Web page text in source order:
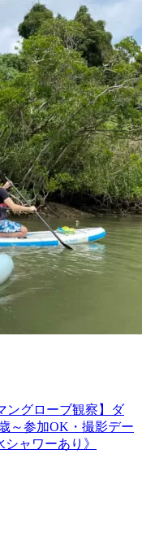
ングローブ観察】ダ
～参加OK・撮影デー
ャワーあり》